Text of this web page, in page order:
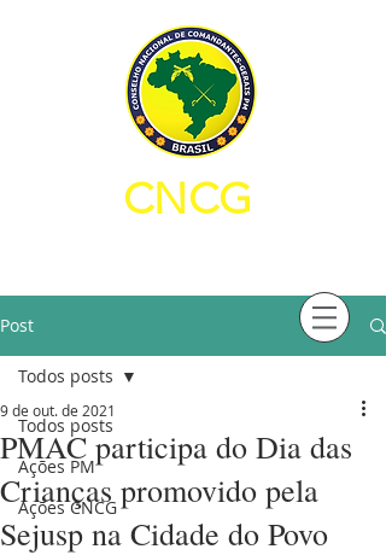
CNCG
Post
Todos posts
Ações PM
Ações CNCG
Todos posts
PMAC participa do Dia das
Crianças promovido pela
Sejusp na Cidade do Povo
9 de out. de 2021